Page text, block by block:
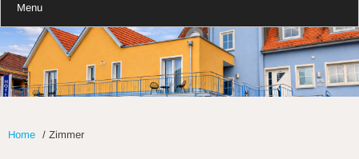
Menu
Home / Zimmer